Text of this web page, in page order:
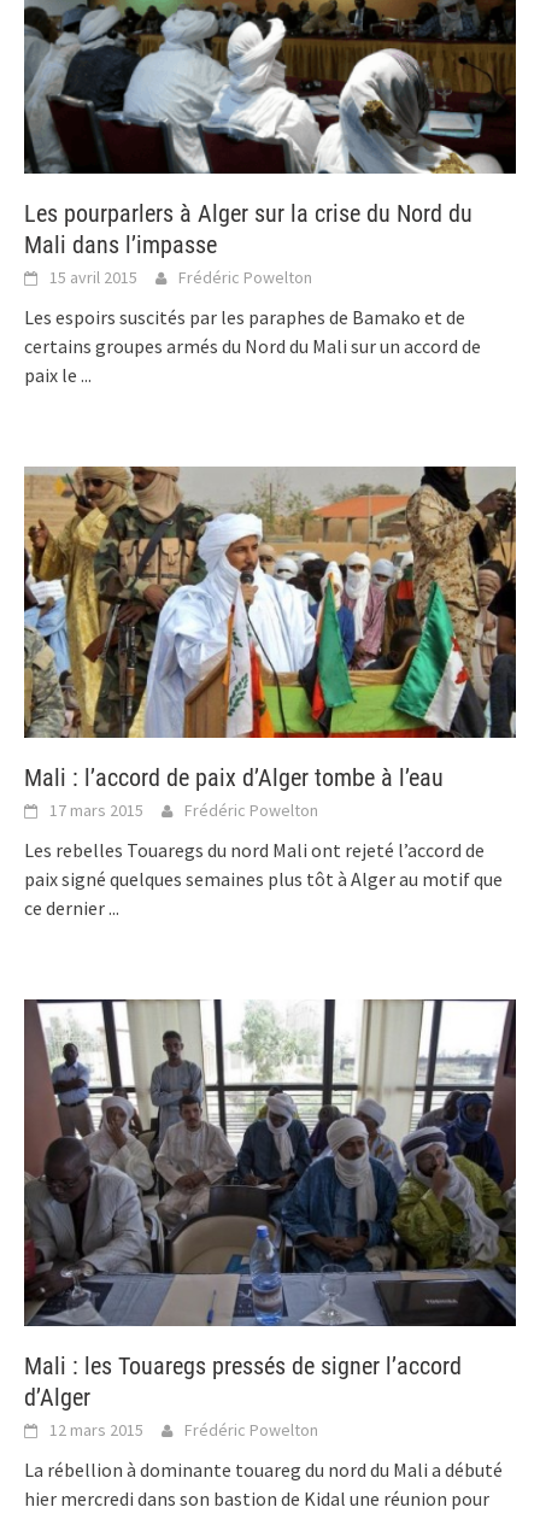
Les pourparlers à Alger sur la crise du Nord du
Mali dans l’impasse
15 avril 2015 Frédéric Powelton
Les espoirs suscités par les paraphes de Bamako et de
certains groupes armés du Nord du Mali sur un accord de
paix le ...
Mali : l’accord de paix d’Alger tombe à l’eau
17 mars 2015 Frédéric Powelton
Les rebelles Touaregs du nord Mali ont rejeté l’accord de
paix signé quelques semaines plus tôt à Alger au motif que
ce dernier...
Mali : les Touaregs pressés de signer l’accord
d’Alger
12 mars 2015 Frédéric Powelton
La rébellion à dominante touareg du nord du Mali a débuté
hier mercredi dans son bastion de Kidal une réunion pour